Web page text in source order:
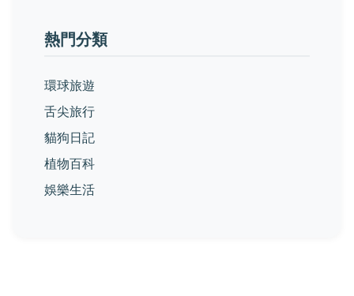
熱門分類
環球旅遊
舌尖旅行
貓狗日記
植物百科
娛樂生活